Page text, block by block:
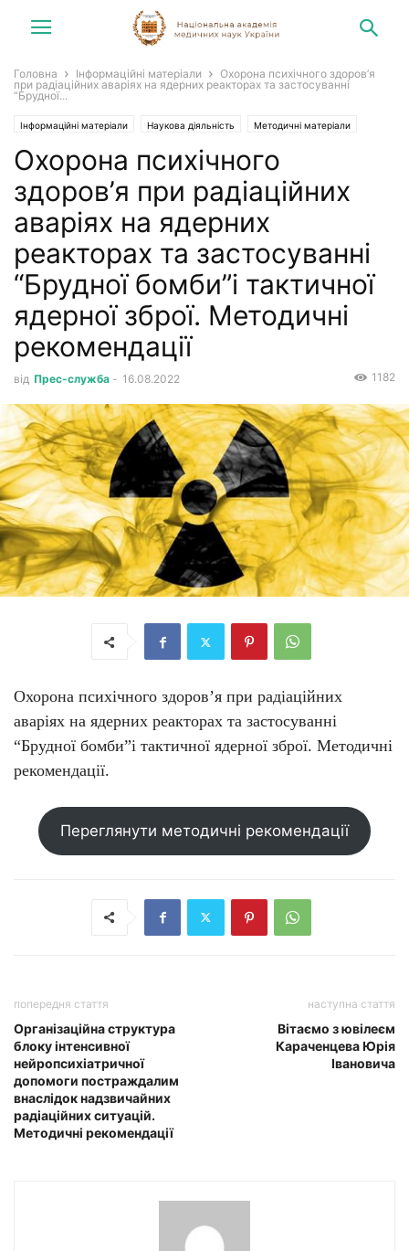
Головна Інформаційні матеріали
Охорона психічного здоров’я
при радіаційних аваріях на ядерних реакторах та застосуванні
“Брудної...
Інформаційні матеріали Наукова діяльність Методичні матеріали
Новини
Охорона психічного
здоров’я при радіаційних
аваріях на ядерних
реакторах та застосуванні
“Брудної бомби”і тактичної
ядерної зброї. Методичні
рекомендації
від Прес-служба - 16.08.2022 1182
Охорона психічного здоров’я при радіаційних
аваріях на ядерних реакторах та застосуванні
“Брудної бомби”і тактичної ядерної зброї. Методичні
рекомендації.
Переглянути методичні рекомендації
попередня стаття
Організаційна структура
блоку інтенсивної
нейропсихіатричної
допомоги постраждалим
внаслідок надзвичайних
радіаційних ситуацій.
Методичні рекомендації
наступна стаття
Вітаємо з ювілеєм
Караченцева Юрія
Івановича